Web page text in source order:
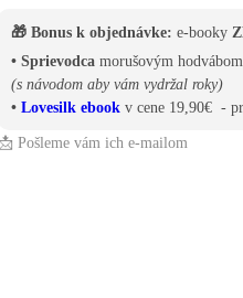
🎁 Bonus k objednávke: e-booky
• Sprievodca morušovým hodvábom
(s návodom aby vám vydržal roky)
• Lovesilk ebook v cene 19,90€ -
Pošleme vám ich e-mailom